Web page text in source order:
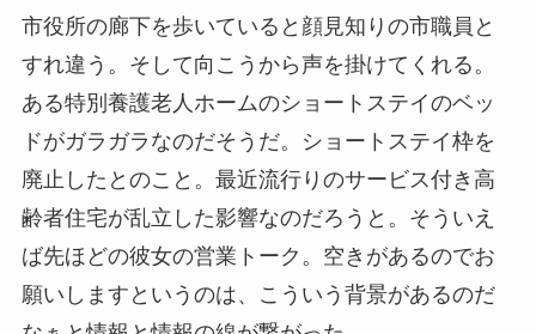
市役所の廊下を歩いていると顔見知りの市職員と
すれ違う。 そして向こうから声を掛けてくれる。
ある特別養護老人ホームのショートステイのベッ
ドがガラガラなのだそうだ。ショートステイ枠を
廃止したとのこと。最近流行りのサービス付き高
齢者住宅が乱立した影響なのだろうと。そういえ
ば先ほどの彼女の営業トーク。空きがあるのでお
願いしますというのは、
こういう背景があるのだ